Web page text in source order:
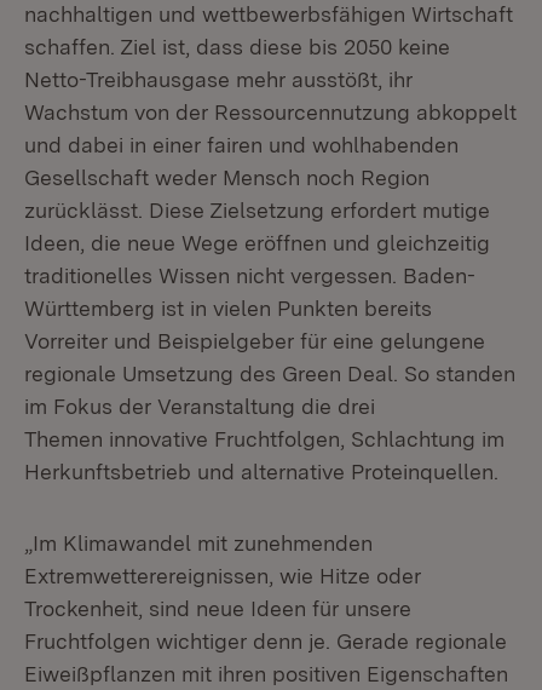
nachhaltigen und wettbewerbsfähigen Wirtschaft
schaffen. Ziel ist, dass diese bis 2050 keine
Netto-Treibhausgase mehr ausstößt, ihr
Wachstum von der Ressourcennutzung abkoppelt
und dabei in einer fairen und wohlhabenden
Gesellschaft weder Mensch noch Region
zurücklässt. Diese Zielsetzung erfordert mutige
Ideen, die neue Wege eröffnen und gleichzeitig
traditionelles Wissen nicht vergessen. Baden-
Württemberg ist in vielen Punkten bereits
Vorreiter und Beispielgeber für eine gelungene
regionale Umsetzung des Green Deal. So standen
im Fokus der Veranstaltung die drei
Themen innovative Fruchtfolgen, Schlachtung im
Herkunftsbetrieb und alternative Proteinquellen.
„Im Klimawandel mit zunehmenden
Extremwetterereignissen, wie Hitze oder
Trockenheit, sind neue Ideen für unsere
Fruchtfolgen wichtiger denn je. Gerade regionale
Eiweißpflanzen mit ihren positiven Eigenschaften